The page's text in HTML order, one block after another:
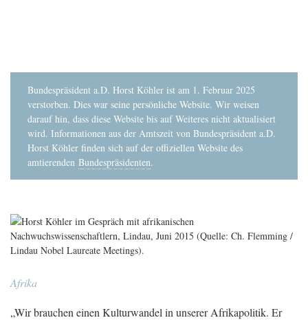
Bundespräsident a.D. Horst Köhler ist am 1. Februar 2025
verstorben. Dies war seine persönliche Website. Wir weisen
darauf hin, dass diese Website bis auf Weiteres nicht aktualisiert
wird. Informationen aus der Amtszeit von Bundespräsident a.D.
Horst Köhler finden sich auf der offiziellen Website des
amtierenden Bundespräsidenten.
Afrika
„Wir brauchen einen Kulturwandel in unserer Afrikapolitik. Er